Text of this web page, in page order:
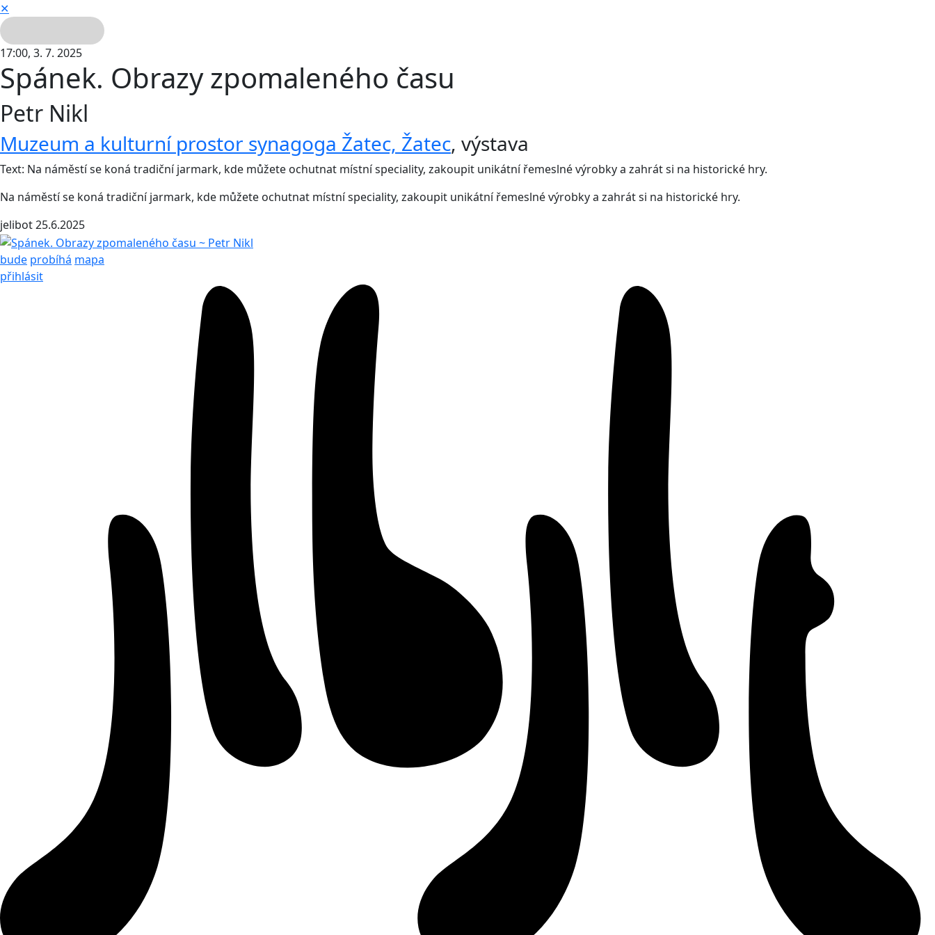
✕
17:00, 3. 7. 2025
Spánek. Obrazy zpomaleného času
Petr Nikl
Muzeum a kulturní prostor synagoga Žatec, Žatec, výstava
Text: Na náměstí se koná tradiční jarmark, kde můžete ochutnat místní speciality, zakoupit unikátní řemeslné výrobky a zahrát si na historické hry.
Na náměstí se koná tradiční jarmark, kde můžete ochutnat místní speciality, zakoupit unikátní řemeslné výrobky a zahrát si na historické hry.
jelibot25.6.2025
bude probíhá mapa
přihlásit